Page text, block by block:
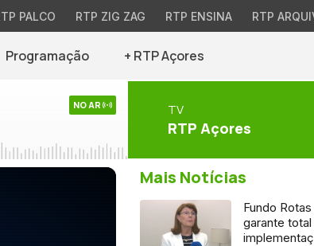
PALCO RTP ZIG ZAG RTP ENSINA RTP
Programação + RTP Açores
NO AR TV
RTP Açores
Mais Notícias
Fundo
garante